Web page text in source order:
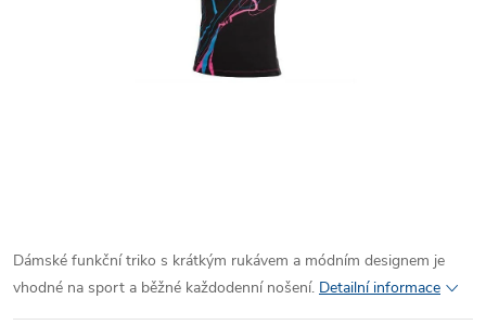
Dámské funkční triko s krátkým rukávem a módním designem je
vhodné na sport a běžné každodenní nošení. Detailní informace